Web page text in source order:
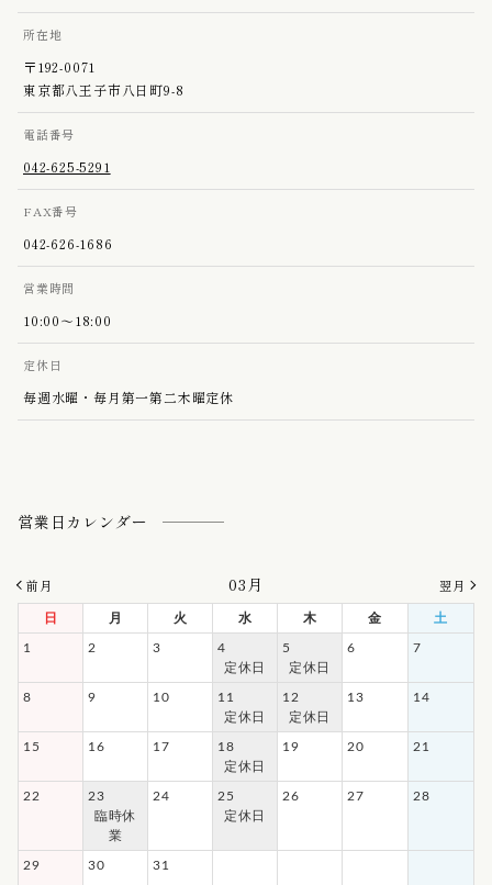
所在地
〒192-0071
東京都八王子市八日町9-8
電話番号
042-625-5291
FAX番号
042-626-1686
営業時間
10:00〜18:00
定休日
毎週水曜・毎月第一第二木曜定休
営業日カレンダー
前月 03月 翌月
日 月 火 水 木 金 土
1 2 3
4
定休日
5
定休日
6 7
8 9 10
11
定休日
12
定休日
13 14
15 16 17
18
定休日
19 20 21
22
23
臨時休
業
24
25
定休日
26 27 28
29 30 31